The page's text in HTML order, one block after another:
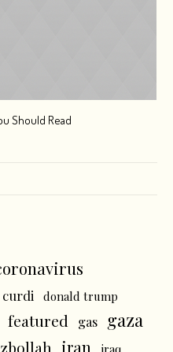
Should Read
curdi donald trump
featured gas gaza
iran iraq